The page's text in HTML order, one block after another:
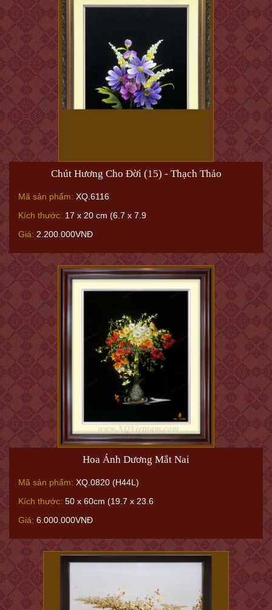
Chút Hương Cho Đời (15) - Thạch Thảo
Mã sản phẩm: XQ.6116
Kích thước: 17 x 20 cm (6.7 x 7.9
Giá: 2.200.000VNĐ
Hoa Ánh Dương Mắt Nai
Mã sản phẩm: XQ.0820 (H44L)
Kích thước: 50 x 60cm (19.7 x 23.6
Giá: 6.000.000VNĐ